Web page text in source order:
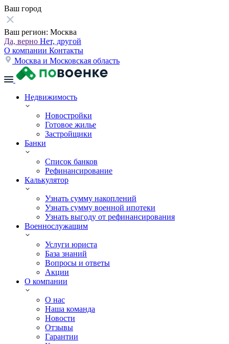
Ваш город
Ваш регион: Москва
Да, верно Нет, другой
О компании Контакты
Москва и Московская область
Недвижимость
Новостройки
Готовое жилье
Застройщики
Банки
Список банков
Рефинансирование
Калькулятор
Узнать сумму накоплений
Узнать сумму военной ипотеки
Узнать выгоду от рефинансирования
Военнослужащим
Услуги юриста
База знаний
Вопросы и ответы
Акции
О компании
О нас
Наша команда
Новости
Отзывы
Гарантии